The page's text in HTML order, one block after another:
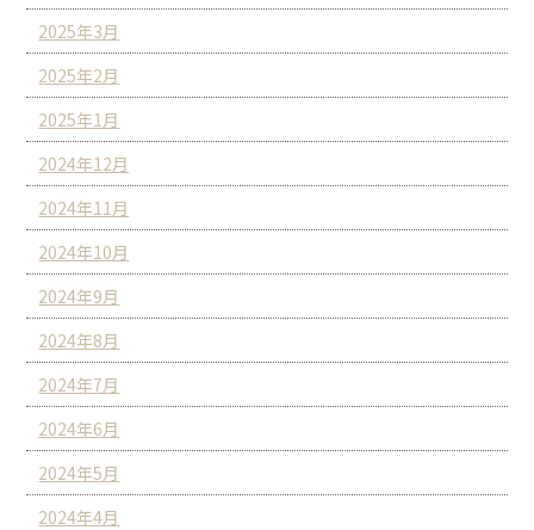
2025年3月
2025年2月
2025年1月
2024年12月
2024年11月
2024年10月
2024年9月
2024年8月
2024年7月
2024年6月
2024年5月
2024年4月